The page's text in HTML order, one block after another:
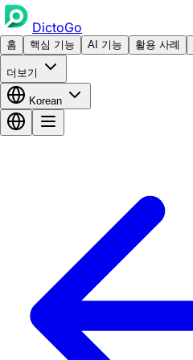
DictoGo
홈 핵심 기능 AI 기능 활용 사례
더보기
Korean